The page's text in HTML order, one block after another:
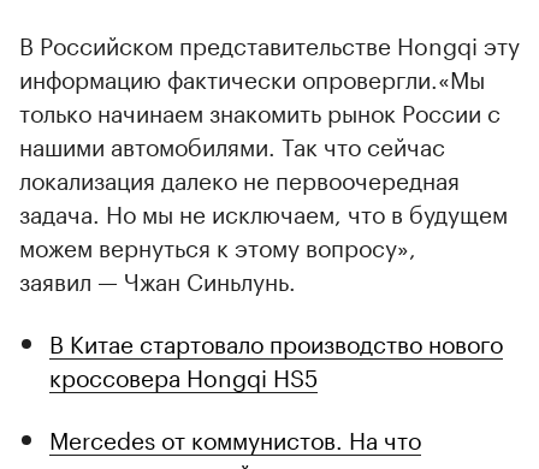
В Российском представительстве Hongqi эту
информацию фактически опровергли.«Мы
только начинаем знакомить рынок России с
нашими автомобилями. Так что сейчас
локализация далеко не первоочередная
задача. Но мы не исключаем, что в будущем
можем вернуться к этому вопросу»,
заявил — Чжан Синьлунь.
В Китае стартовало производство нового
кроссовера Hongqi HS5
Mercedes от коммунистов. На что